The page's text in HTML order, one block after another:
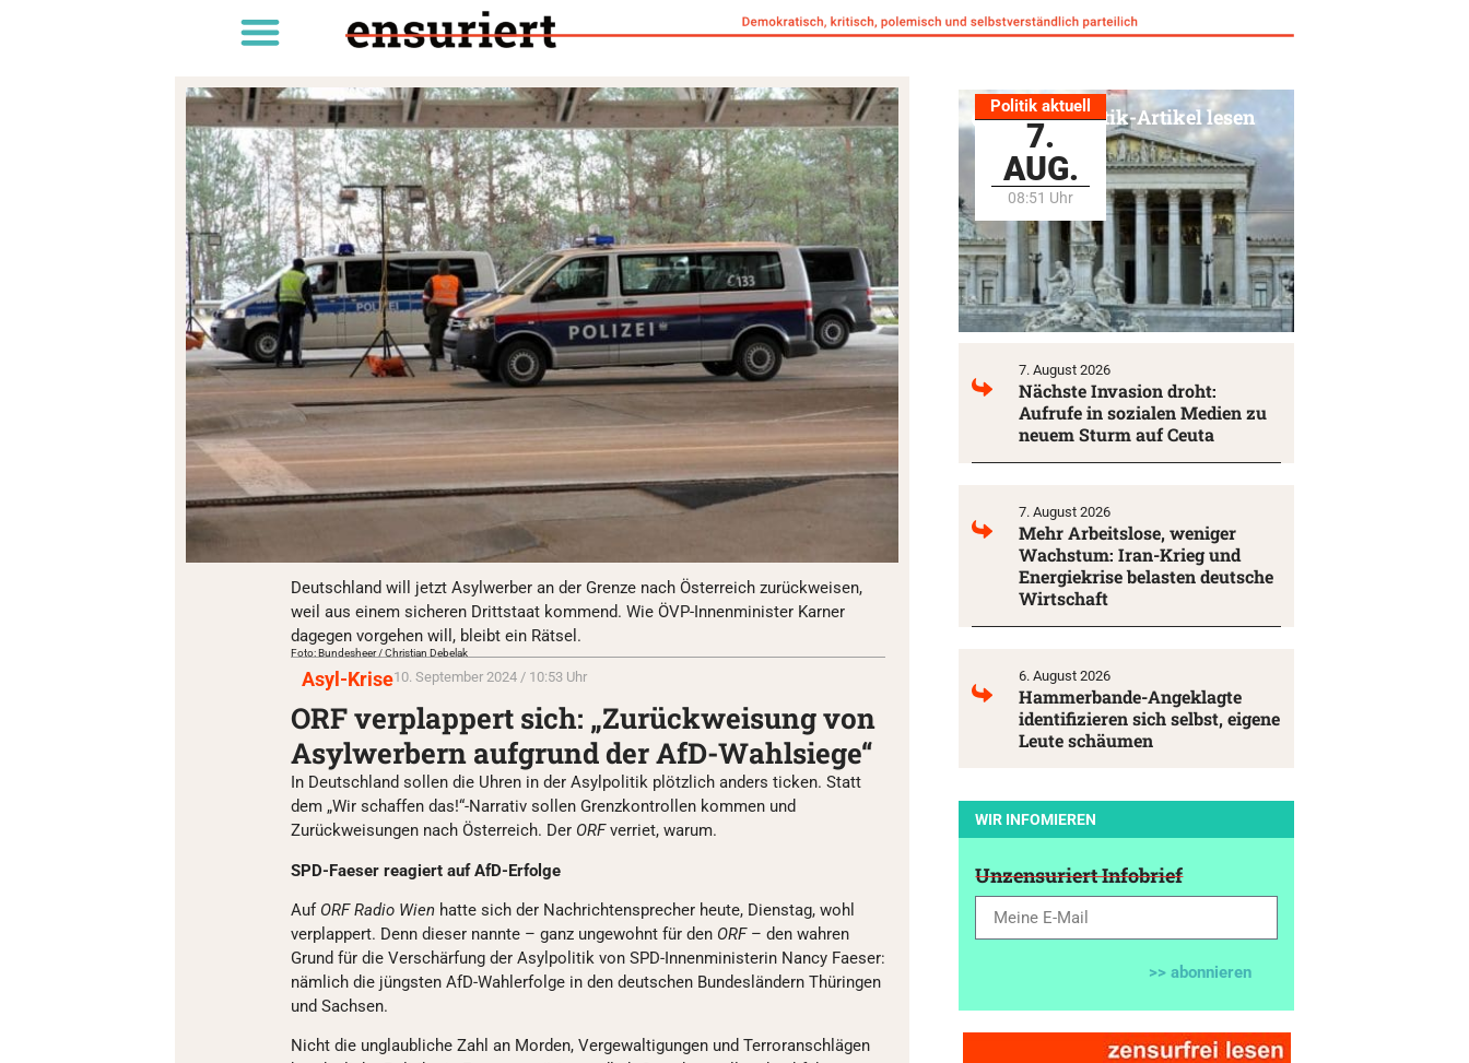
Deutschland will jetzt Asylwerber an der Grenze nach Österreich zurückweisen,
weil aus einem sicheren Drittstaat kommend. Wie ÖVP-Innenminister Karner
dagegen vorgehen will, bleibt ein Rätsel.
Foto: Bundesheer / Christian Debelak
Asyl-Krise10. September 2024 / 10:53 Uhr
ORF verplappert sich: „Zurückweisung von
Asylwerbern aufgrund der AfD-Wahlsiege“
In Deutschland sollen die Uhren in der Asylpolitik plötzlich anders ticken. Statt
dem „Wir schaffen das!“-Narrativ sollen Grenzkontrollen kommen und
Zurückweisungen nach Österreich. Der ORFverriet, warum.
SPD-Faeser reagiert auf AfD-Erfolge
Auf ORF Radio Wien hatte sich der Nachrichtensprecher heute, Dienstag, wohl
verplappert. Denn dieser nannte – ganz ungewohnt für den ORF– den wahren
Grund für die Verschärfung der Asylpolitik von SPD-Innenministerin Nancy Faeser:
nämlich die jüngsten AfD-Wahlerfolge in den deutschen Bundesländern Thüringen
und Sachsen.
Nicht die unglaubliche Zahl an Morden, Vergewaltigungen und Terroranschlägen
Politik aktuell
7.
AUG.
08:51 Uhr
Alle Politik-Artikel lesen
7. August 2026
Nächste Invasion droht:
Aufrufe in sozialen Medien zu
neuem Sturm auf Ceuta
7. August 2026
Mehr Arbeitslose, weniger
Wachstum: Iran-Krieg und
Energiekrise belasten deutsche
Wirtschaft
6. August 2026
Hammerbande-Angeklagte
identifizieren sich selbst, eigene
Leute schäumen
WIR INFOMIEREN
Unzensuriert Infobrief
>> abonnieren